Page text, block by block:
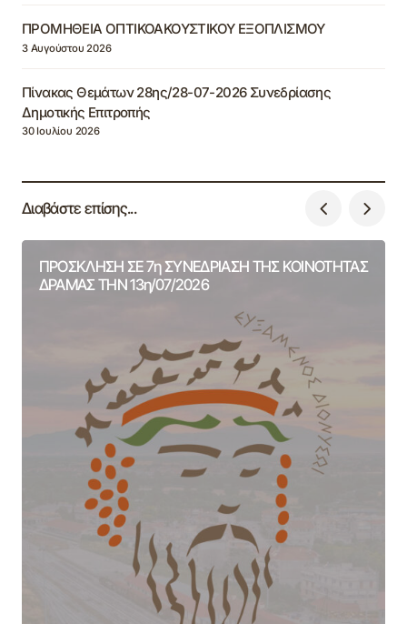
ΠΡΟΜΗΘΕΙΑ ΟΠΤΙΚΟΑΚΟΥΣΤΙΚΟΥ ΕΞΟΠΛΙΣΜΟΥ
3 Αυγούστου 2026
Πίνακας Θεμάτων 28ης/28-07-2026 Συνεδρίασης
Δημοτικής Επιτροπής
30 Ιουλίου 2026
Διαβάστε επίσης...
ΠΡΟΣΚΛΗΣΗ ΣΕ 7η ΣΥΝΕΔΡΙΑΣΗ ΤΗΣ ΚΟΙΝΟΤΗΤΑΣ
ΔΡΑΜΑΣ ΤΗΝ 13η/07/2026